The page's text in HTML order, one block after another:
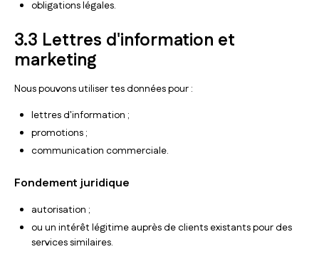
obligations légales.
3.3 Lettres d'information et
marketing
Nous pouvons utiliser tes données pour :
lettres d'information ;
promotions ;
communication commerciale.
Fondement juridique
autorisation ;
ou un intérêt légitime auprès de clients existants pour des
services similaires.